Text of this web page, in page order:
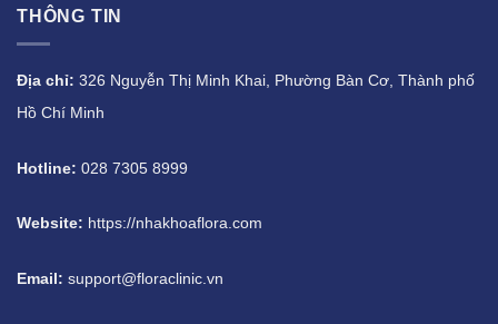
THÔNG TIN
Địa chỉ: 326 Nguyễn Thị Minh Khai, Phường Bàn Cơ, Thành phố
Hồ Chí Minh
Hotline: 028 7305 8999
Website: https://nhakhoaflora.com
Email: support@floraclinic.vn